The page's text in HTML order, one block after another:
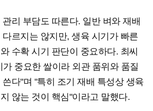
리 부담도 따른다. 일반 벼와 재배
르지는 않지만, 생육 시기가 빠른
수확 시기 판단이 중요하다. 최씨
가 중요한 쌀이라 외관 품위와 품질
다"며 "특히 조기 재배 특성상 생육
않는 것이 핵심"이라고 말했다.